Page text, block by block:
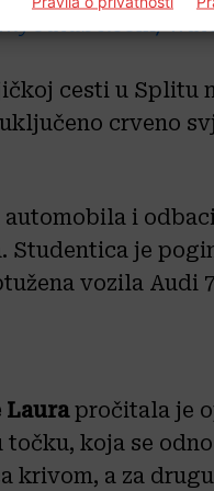
cesti u Splitu
crveno
i
Studentica je
vozila Audi
Laurapročitala je
koja se
krivom, a za